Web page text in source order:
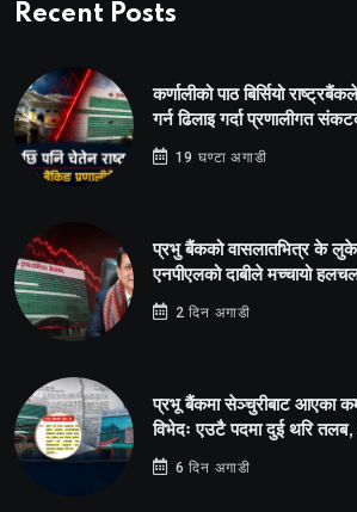
Recent Posts
कर्णालीको पाठ बिर्सियो
गर्न ढिलाइ गर्दा प्रणालीगत
19 घण्टा अगाडी
प्रभु बैंकको वासलातभित्र के
एनपीएलको दाबीले मच्चायो
2 दिन अगाडी
प्रभू बैंकमा सेञ्चुरीबाट आएका
विभेदः एउटै पदमा दुई थरि तलब,
6 दिन अगाडी